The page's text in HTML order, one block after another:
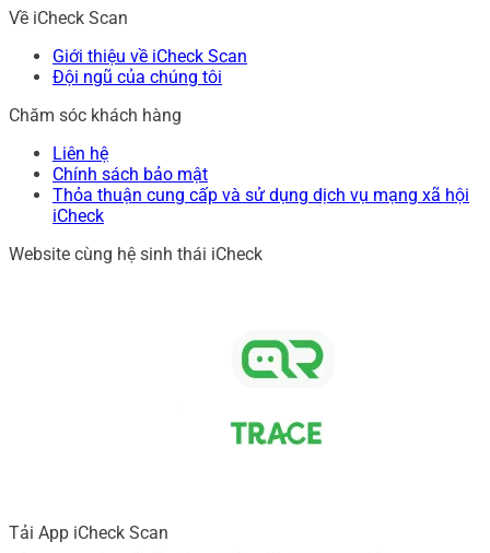
Về iCheck Scan
Giới thiệu về iCheck Scan
Đội ngũ của chúng tôi
Chăm sóc khách hàng
Liên hệ
Chính sách bảo mật
Thỏa thuận cung cấp và sử dụng dịch vụ mạng xã hội
iCheck
Website cùng hệ sinh thái iCheck
Tải App iCheck Scan